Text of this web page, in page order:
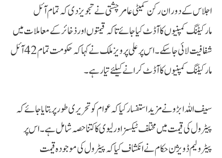
اجلاس کے دوران رکن کمیٹی عامر چشتی نے تجویز دی کہ تمام آئل
مارکیٹنگ کمپنیوں کا آڈٹ کیا جائے تاکہ قیمتوں اور ذخائر کے معاملات میں
شفافیت لائی جا سکے۔ اس پر علی پرویز ملک نے کہا کہ حکومت تمام 42 آئل
مارکیٹنگ کمپنیوں کا آڈٹ کرانے کیلئے تیار ہے۔
سیف اللہ ابڑو نے مزید استفسار کیا کہ عوام کو تحریری طور پر بتایا جائے کہ
پیٹرول کی قیمت میں مختلف ٹیکسز اور لیوی کا کتنا حصہ شامل ہے۔ اس پر
پیٹرولیم ڈویژن حکام نے انکشاف کیا کہ پیٹرول کی موجودہ قیمت